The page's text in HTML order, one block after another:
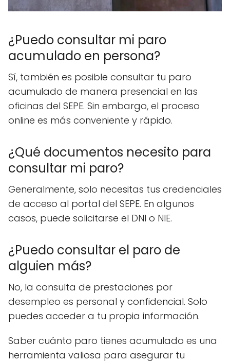
¿Puedo consultar mi paro
acumulado en persona?
Sí, también es posible consultar tu paro
acumulado de manera presencial en las
oficinas del SEPE. Sin embargo, el proceso
online es más conveniente y rápido.
¿Qué documentos necesito para
consultar mi paro?
Generalmente, solo necesitas tus credenciales
de acceso al portal del SEPE. En algunos
casos, puede solicitarse el DNI o NIE.
¿Puedo consultar el paro de
alguien más?
No, la consulta de prestaciones por
desempleo es personal y confidencial. Solo
puedes acceder a tu propia información.
Saber cuánto paro tienes acumulado es una
herramienta valiosa para asegurar tu